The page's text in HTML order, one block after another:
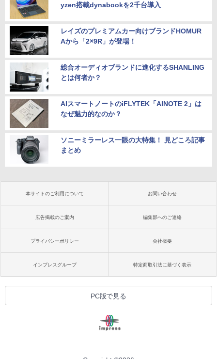
yzen搭載dynabookを2千台導入
レイズのプレミアムカー向けブランドHOMUR
Aから「2×9R」が登場！
総合オーディオブランドに進化するSHANLING
とは何者か？
AIスマートノートのiFLYTEK「AINOTE 2」は
なぜ魅力的なのか？
ソニーミラーレス一眼の大特集！ 見どころ記事
まとめ
本サイトのご利用について お問い合わせ
広告掲載のご案内 編集部へのご連絡
プライバシーポリシー 会社概要
インプレスグループ 特定商取引法に基づく表示
PC版で見る